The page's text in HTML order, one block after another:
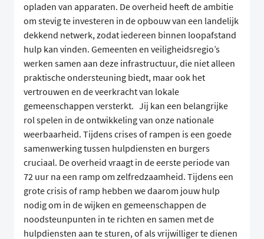
opladen van apparaten. De overheid heeft de ambitie
om stevig te investeren in de opbouw van een landelijk
dekkend netwerk, zodat iedereen binnen loopafstand
hulp kan vinden. Gemeenten en veiligheidsregio’s
werken samen aan deze infrastructuur, die niet alleen
praktische ondersteuning biedt, maar ook het
vertrouwen en de veerkracht van lokale
gemeenschappen versterkt. Jij kan een belangrijke
rol spelen in de ontwikkeling van onze nationale
weerbaarheid. Tijdens crises of rampen is een goede
samenwerking tussen hulpdiensten en burgers
cruciaal. De overheid vraagt in de eerste periode van
72 uur na een ramp om zelfredzaamheid. Tijdens een
grote crisis of ramp hebben we daarom jouw hulp
nodig om in de wijken en gemeenschappen de
noodsteunpunten in te richten en samen met de
hulpdiensten aan te sturen, of als vrijwilliger te dienen